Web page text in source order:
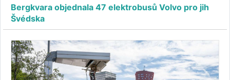
Bergkvara objednala 47 elektrobusů Volvo pro jih
Švédska